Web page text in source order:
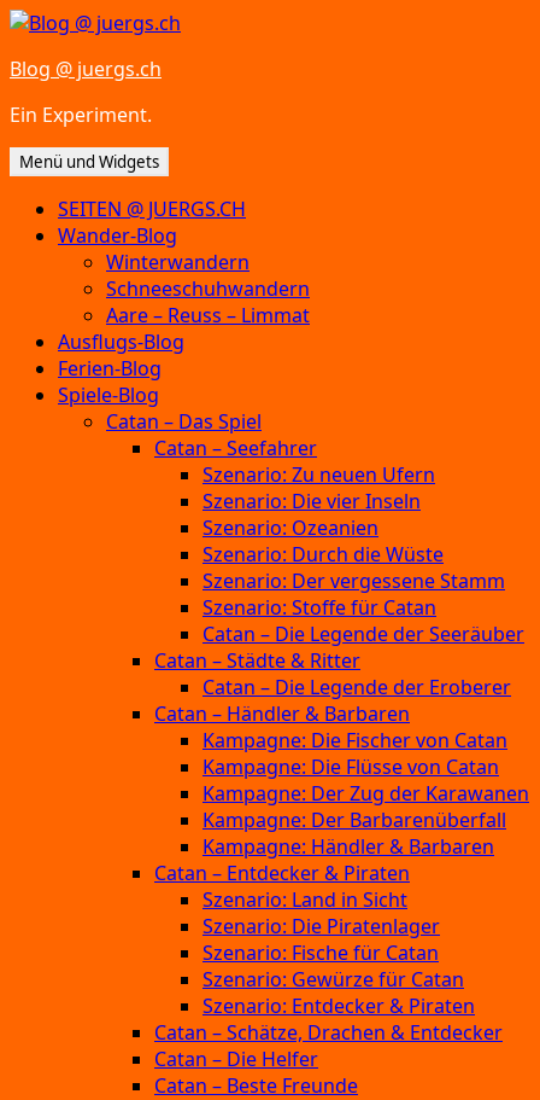
Zum
springen
Blog @ juergs.ch
Ein Experiment.
Menü und Widgets
SEITEN @ JUERGS.CH
Wander-Blog
Winterwandern
Schneeschuhwandern
Aare – Reuss – Limmat
Ausflugs-Blog
Ferien-Blog
Spiele-Blog
Catan – Das Spiel
Catan – Seefahrer
Szenario: Zu neuen Ufern
Szenario: Die vier Inseln
Szenario: Ozeanien
Szenario: Durch die Wüste
Szenario: Der vergessene Stamm
Szenario: Stoffe für Catan
Catan – Die Legende der Seeräuber
Catan – Städte & Ritter
Catan – Die Legende der Eroberer
Catan – Händler & Barbaren
Kampagne: Die Fischer von Catan
Kampagne: Die Flüsse von Catan
Kampagne: Der Zug der Karawanen
Kampagne: Der Barbarenüberfall
Kampagne: Händler & Barbaren
Catan – Entdecker & Piraten
Szenario: Land in Sicht
Szenario: Die Piratenlager
Szenario: Fische für Catan
Szenario: Gewürze für Catan
Szenario: Entdecker & Piraten
Catan – Schätze, Drachen & Entdecker
Catan – Die Helfer
Catan – Beste Freunde